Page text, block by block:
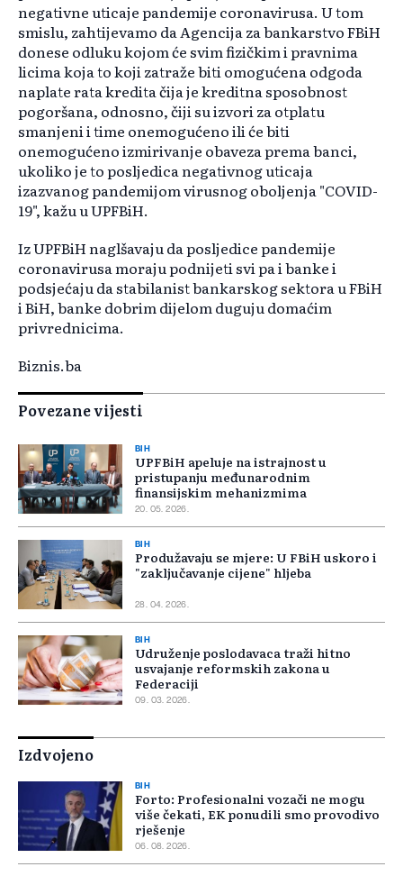
negativne uticaje pandemije coronavirusa. U tom
smislu, zahtijevamo da Agencija za bankarstvo FBiH
donese odluku kojom će svim fizičkim i pravnima
licima koja to koji zatraže biti omogućena odgoda
naplate rata kredita čija je kreditna sposobnost
pogoršana, odnosno, čiji su izvori za otplatu
smanjeni i time onemogućeno ili će biti
onemogućeno izmirivanje obaveza prema banci,
ukoliko je to posljedica negativnog uticaja
izazvanog pandemijom virusnog oboljenja "COVID-
19", kažu u UPFBiH.
Iz UPFBiH naglšavaju da posljedice pandemije
coronavirusa moraju podnijeti svi pa i banke i
podsjećaju da stabilanist bankarskog sektora u FBiH
i BiH, banke dobrim dijelom duguju domaćim
privrednicima.
Biznis.ba
Povezane vijesti
BIH
UPFBiH apeluje na istrajnost u
pristupanju međunarodnim
finansijskim mehanizmima
20. 05. 2026.
BIH
Produžavaju se mjere: U FBiH uskoro i
"zaključavanje cijene" hljeba
28. 04. 2026.
BIH
Udruženje poslodavaca traži hitno
usvajanje reformskih zakona u
Federaciji
09. 03. 2026.
Izdvojeno
BIH
Forto: Profesionalni vozači ne mogu
više čekati, EK ponudili smo provodivo
rješenje
06. 08. 2026.